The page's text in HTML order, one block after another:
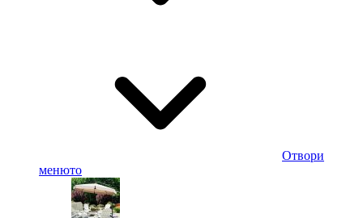
Отвори
менюто